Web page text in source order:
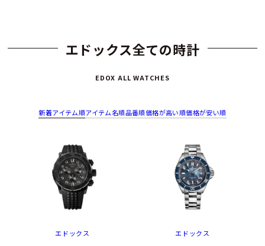
エドックス全ての時計
EDOX ALL WATCHES
新着アイテム順アイテム名順品番順価格が高い順価格が安い順
エドックス エドックス